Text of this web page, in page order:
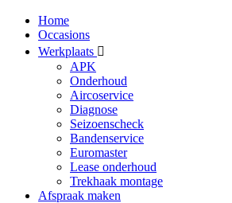
Home
Occasions
Werkplaats
APK
Onderhoud
Aircoservice
Diagnose
Seizoenscheck
Bandenservice
Euromaster
Lease onderhoud
Trekhaak montage
Afspraak maken